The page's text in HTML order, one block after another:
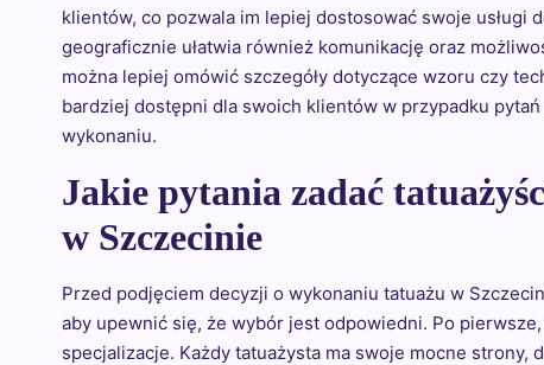
klientów, co pozwala im lepiej dostosować swoje usługi
geograficznie ułatwia również komunikację oraz
można lepiej omówić szczegóły dotyczące wzoru czy
bardziej dostępni dla swoich klientów w przypadku
wykonaniu.
Jakie pytania zadać
w Szczecinie
Przed podjęciem decyzji o wykonaniu tatuażu w
aby upewnić się, że wybór jest odpowiedni. Po
specjalizacje. Każdy tatuażysta ma swoje mocne